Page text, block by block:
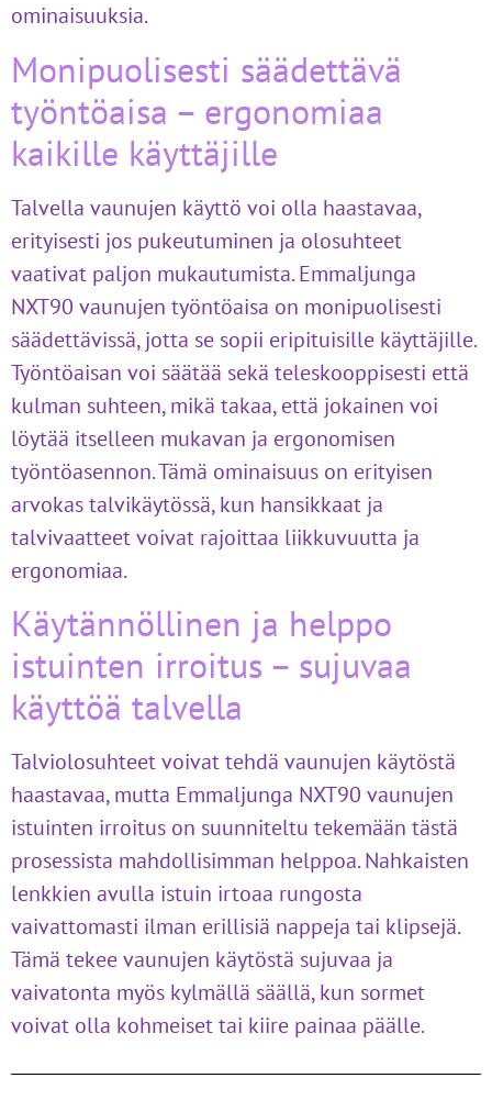
ominaisuuksia.
Monipuolisesti säädettävä
työntöaisa – ergonomiaa
kaikille käyttäjille
Talvella vaunujen käyttö voi olla haastavaa,
erityisesti jos pukeutuminen ja olosuhteet
vaativat paljon mukautumista. Emmaljunga
NXT90 vaunujen työntöaisa on monipuolisesti
säädettävissä, jotta se sopii eripituisille käyttäjille.
Työntöaisan voi säätää sekä teleskooppisesti että
kulman suhteen, mikä takaa, että jokainen voi
löytää itselleen mukavan ja ergonomisen
työntöasennon. Tämä ominaisuus on erityisen
arvokas talvikäytössä, kun hansikkaat ja
talvivaatteet voivat rajoittaa liikkuvuutta ja
ergonomiaa.
Käytännöllinen ja helppo
istuinten irroitus – sujuvaa
käyttöä talvella
Talviolosuhteet voivat tehdä vaunujen käytöstä
haastavaa, mutta Emmaljunga NXT90 vaunujen
istuinten irroitus on suunniteltu tekemään tästä
prosessista mahdollisimman helppoa. Nahkaisten
lenkkien avulla istuin irtoaa rungosta
vaivattomasti ilman erillisiä nappeja tai klipsejä.
Tämä tekee vaunujen käytöstä sujuvaa ja
vaivatonta myös kylmällä säällä, kun sormet
voivat olla kohmeiset tai kiire painaa päälle.